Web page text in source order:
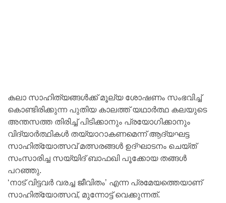
കലാ സാഹിത്യങ്ങൾക്ക് മൂല്യ ശോഷണം സംഭവിച്ച്
കൊണ്ടിരിക്കുന്ന പുതിയ കാലത്ത് യഥാർത്ഥ കലയുടെ
അന്തസത്ത തിരിച്ച് പിടിക്കാനും പ്രയോഗിക്കാനും
വിദ്യാർത്ഥികൾ തയ്യാറാകണമെന്ന് ആദ്യഘട്ട
സാഹിത്യോത്സവ് മത്സരങ്ങൾ ഉദ്ഘാടനം ചെയ്ത്
സംസാരിച്ച സയ്യിദ് ബാഫഖി പൂക്കോയ തങ്ങൾ
പറഞ്ഞു.
‘നാട് വിട്ടവർ വരച്ച ജീവിതം’ എന്ന പ്രമേയത്തെയാണ്
സാഹിത്യോത്സവ്, മുന്നോട്ട് വെക്കുന്നത്.